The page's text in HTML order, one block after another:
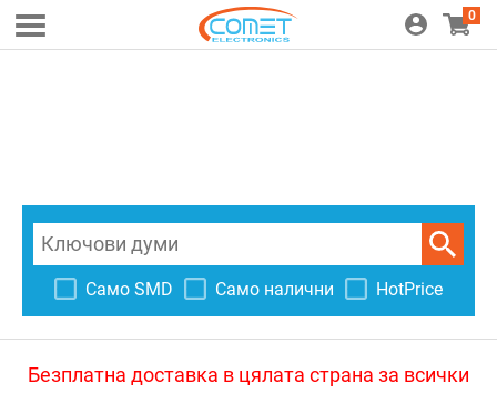
0
Само SMD Само налични HotPrice
Безплатна доставка в цялата страна за всички